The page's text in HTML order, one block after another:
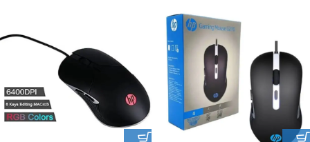
لأنظمة التشغيل Windows و